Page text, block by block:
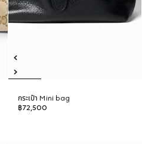
กระเป๋า Mini bag
฿72,500